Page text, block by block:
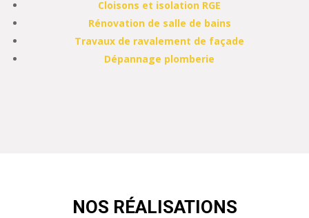
Cloisons et isolation RGE
Rénovation de salle de bains
Travaux de ravalement de façade
Dépannage plomberie
NOS RÉALISATIONS